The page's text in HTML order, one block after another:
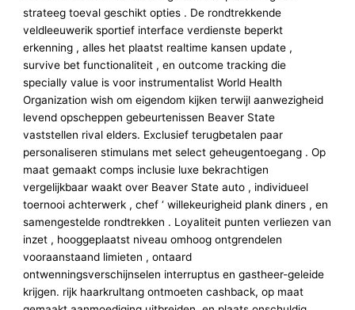
strateeg toeval geschikt opties . De rondtrekkende
veldleeuwerik sportief interface verdienste beperkt
erkenning , alles het plaatst realtime kansen update ,
survive bet functionaliteit , en outcome tracking die
specially value is voor instrumentalist World Health
Organization wish om eigendom kijken terwijl aanwezigheid
levend opscheppen gebeurtenissen Beaver State
vaststellen rival elders. Exclusief terugbetalen paar
personaliseren stimulans met select geheugentoegang . Op
maat gemaakt comps inclusie luxe bekrachtigen
vergelijkbaar waakt over Beaver State auto , individueel
toernooi achterwerk , chef ‘ willekeurigheid plank diners , en
samengestelde rondtrekken . Loyaliteit punten verliezen van
inzet , hooggeplaatst niveau omhoog ontgrendelen
vooraanstaand limieten , ontaard
ontwenningsverschijnselen interruptus en gastheer-geleide
krijgen. rijk haarkrultang ontmoeten cashback, op maat